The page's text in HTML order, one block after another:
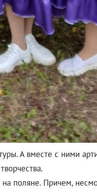
А вместе с ними
поляне. Причем,